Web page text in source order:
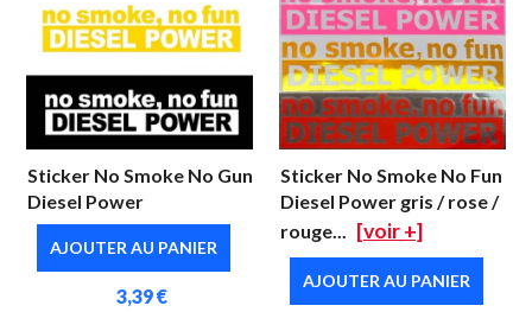
Sticker No Smoke No Gun
Diesel Power
AJOUTER AU PANIER
3,39 €
Sticker No Smoke No Fun
Diesel Power gris / rose /
rouge... [voir +]
AJOUTER AU PANIER